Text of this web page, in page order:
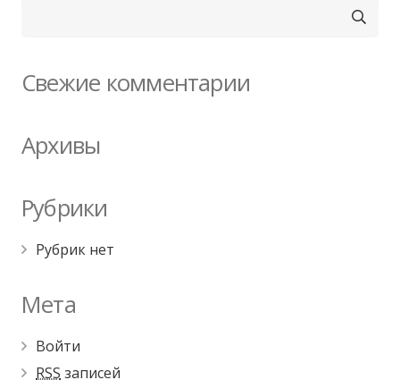
Свежие комментарии
Архивы
Рубрики
Рубрик нет
Мета
Войти
RSS записей